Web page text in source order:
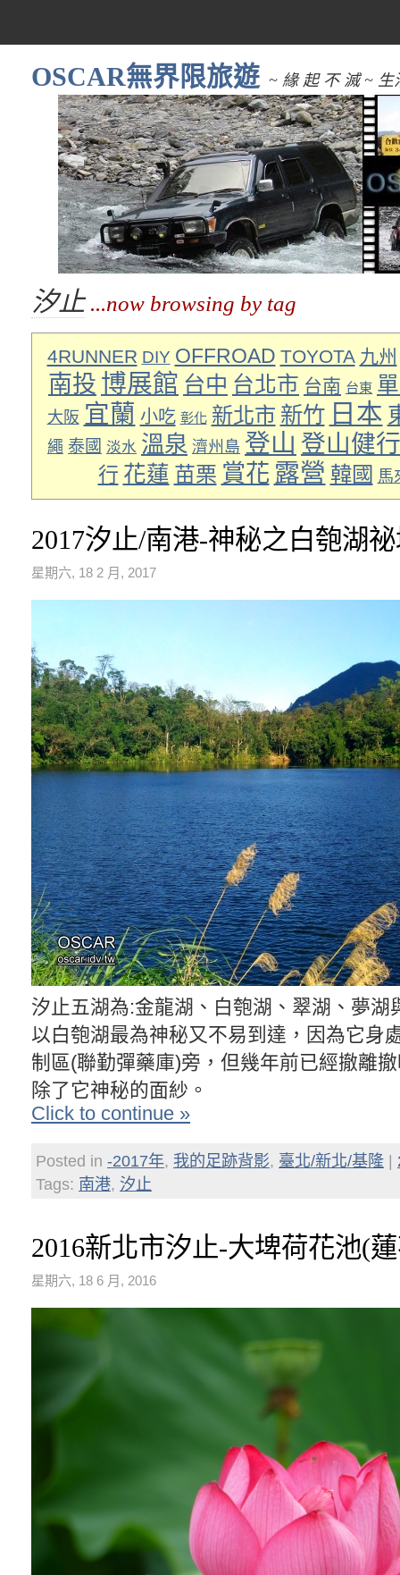
OSCAR無界限旅遊 ~ 緣 起 不 滅 ~ 生
汐止...now browsing by tag
4RUNNER DIY OFFROAD TOYOTA 九州
南投 博展館 台中 台北市 台南 台東
大阪 宜蘭 小吃 彰化 新北市 新竹 日本
繩 泰國 淡水 溫泉 濟州島 登山 登山健行
行 花蓮 苗栗 賞花 露營 韓國 馬
2017汐止/南港-神秘之白匏湖
星期六, 18 2 月, 2017
汐止五湖為:金龍湖、白匏湖、翠湖、夢湖
以白匏湖最為神秘又不易到達，因為它身
制區(聯勤彈藥庫)旁，但幾年前已經撤離
除了它神秘的面紗。
Click to continue »
Posted in -2017年, 我的足跡背影, 臺北/新北/基隆
Tags: 南港, 汐止
2016新北市汐止-大埤荷花池(
星期六, 18 6 月, 2016